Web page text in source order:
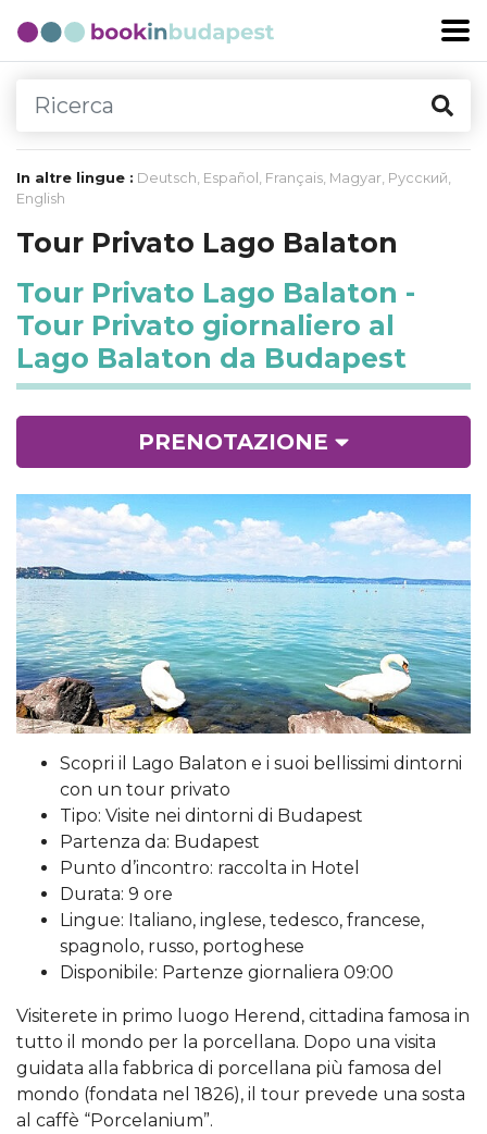
In altre lingue : Deutsch, Español , Français, Magyar, Русский,
English
Tour Privato Lago Balaton
Tour Privato Lago Balaton -
Tour Privato giornaliero al
Lago Balaton da Budapest
Scopri il Lago Balaton e i suoi bellissimi dintorni
con un tour privato
Tipo: Visite nei dintorni di Budapest
Partenza da: Budapest
Punto d’incontro: raccolta in Hotel
Durata: 9 ore
Lingue: Italiano, inglese, tedesco, francese,
spagnolo, russo, portoghese
Disponibile: Partenze giornaliera 09:00
Visiterete in primo luogo Herend, cittadina famosa in
tutto il mondo per la porcellana. Dopo una visita
guidata alla fabbrica di porcellana più famosa del
mondo (fondata nel 1826), il tour prevede una sosta
al caffè “Porcelanium”.
PRENOTAZIONE